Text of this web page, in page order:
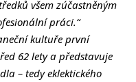
všem zúčastněným
práci.“
kultuře první
62 lety a představuje
– tedy eklektického